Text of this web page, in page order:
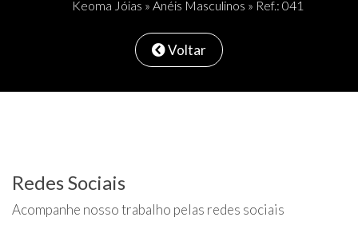
Keoma Jóias » Anéis Masculinos » Ref.: 041
Voltar
Redes Sociais
Acompanhe nosso trabalho pelas redes sociais